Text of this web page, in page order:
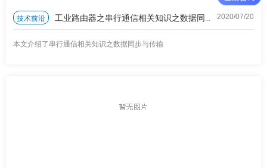
/20
2020/07
技术前沿 工业路由器之串行通信相关知识之数据同步与传输
本文介绍了串行通信相关知识之数据同步与传输